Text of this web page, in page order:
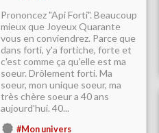
Prononcez "Api Forti". Beaucoup
mieux que Joyeux Quarante
vous en conviendrez. Parce que
dans forti, y'a fortiche, forte et
c'est comme ça qu'elle est ma
soeur. Drôlement forti. Ma
soeur, mon unique soeur, ma
très chère soeur a 40 ans
aujourd'hui. 40...
#Mon univers